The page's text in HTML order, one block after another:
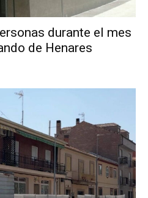
durante el mes
de Henares